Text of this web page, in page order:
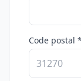
Code postal *